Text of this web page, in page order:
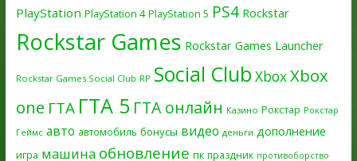
PlayStation PlayStation 4 PlayStation 5 PS4 Rockstar
Rockstar Games Rockstar Games Launcher
Rockstar Games Social Club RP Social Club XboxXbox
one ГТА ГТА 5 ГТА онлайн Казино Рокстар Рокстар
Геймс авто автомобиль бонусы видео деньги дополнение
игра машина обновление пк праздник противоборство